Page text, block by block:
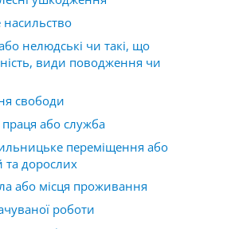
насильство
нелюдські чи такі, що
види поводження чи
свободи
або служба
переміщення або
та дорослих
або місця проживання
роботи